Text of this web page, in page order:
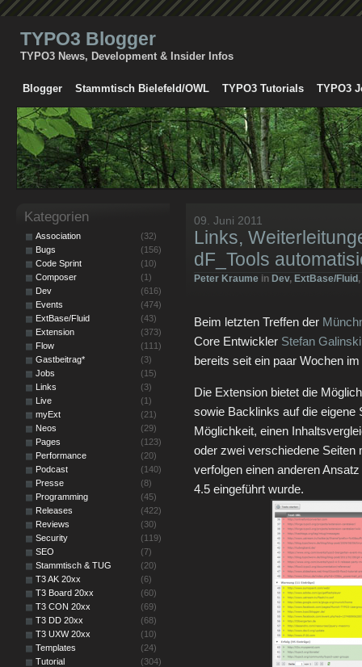
TYPO3 Blogger
TYPO3 News, Development & Insider Infos
Blogger Stammtisch Bielefeld/OWL TYPO3 Tutorials TYPO3
09. Juni 2011
Links,
dF_Tools
Peter Kraume in Dev, ExtBase/Fluid ,
Beim letzten Treffen der
Core Entwickler Stefan Galinski
bereits seit ein paar Wochen
Die Extension bietet die
sowie Backlinks auf die eigene
Möglichkeit, einen
oder zwei verschiedene Seiten
verfolgen einen anderen
4.5 eingeführt wurde.
Kategorien
Association
(32)
Bugs
(156)
Code Sprint
(10)
Composer
(1)
Dev
(616)
Events
(474)
ExtBase/Fluid
(43)
Extension
(373)
Flow
(111)
Gastbeitrag*
(3)
Jobs
(15)
Links
(3)
Live
(1)
myExt
(21)
Neos
(29)
Pages
(123)
Performance
(20)
Podcast
(140)
Presse
(8)
Programming
(45)
Releases
(422)
Reviews
(30)
Security
(119)
SEO
(7)
Stammtisch & TUG
(20)
T3 AK 20xx
(6)
T3 Board 20xx
(60)
T3 CON 20xx
(69)
T3 DD 20xx
(68)
T3 UXW 20xx
(10)
Templates
(24)
Tutorial
(304)